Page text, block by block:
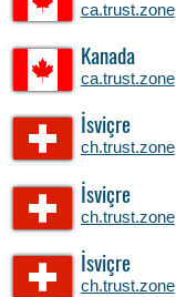
ca.trust.zone
Kanada
ca.trust.zone
İsviçre
ch.trust.zone
İsviçre
ch.trust.zone
İsviçre
ch.trust.zone